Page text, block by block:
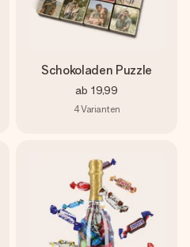
Schokoladen Puzzle
ab 19,99
4Varianten